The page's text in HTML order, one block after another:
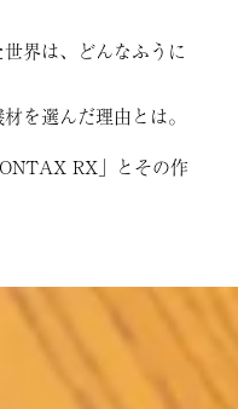
界は、どんなふうに
を選んだ理由とは。
RX」とその作